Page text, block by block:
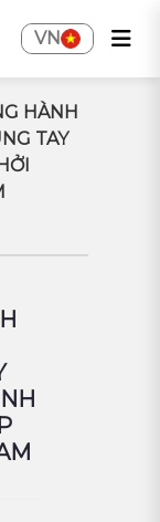
VN
HÀNH
TAY